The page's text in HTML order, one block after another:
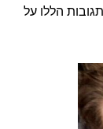
הללו על